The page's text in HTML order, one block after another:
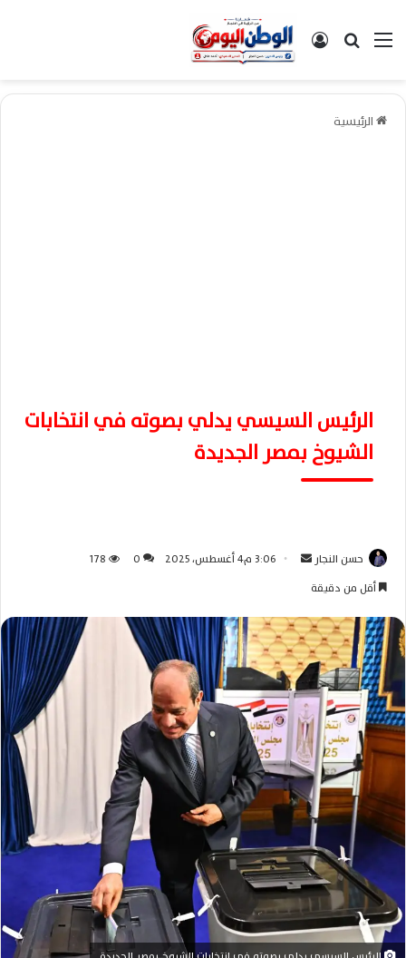
القائمةبحث عن تسجيل الدخول
الرئيسية
الرئيس السيسي يدلي بصوته في انتخابات
الشيوخ بمصر الجديدة
حسن النجار
ل
ب
ر
ي
إ
ل
ك
ت
ر
و
ن
ي
ا
3:06 م4 أغسطس، 2025 0
178
أقل من دقيقة